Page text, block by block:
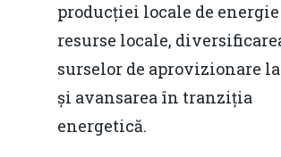
producției locale de
resurse locale,
surselor de aprovizionare
și avansarea în tranziția
energetică.